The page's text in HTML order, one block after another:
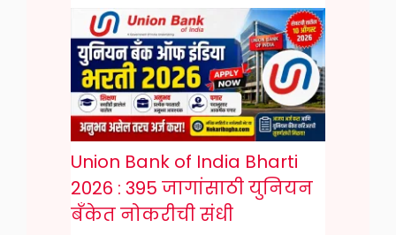
Union Bank of India Bharti
2026 : 395 जागांसाठी युनियन
बँकेत नोकरीची संधी